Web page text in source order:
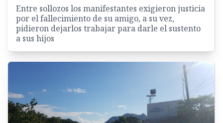
Entre sollozos los manifestantes exigieron justicia
por el fallecimiento de su amigo, a su vez,
pidieron dejarlos trabajar para darle el sustento
a sus hijos